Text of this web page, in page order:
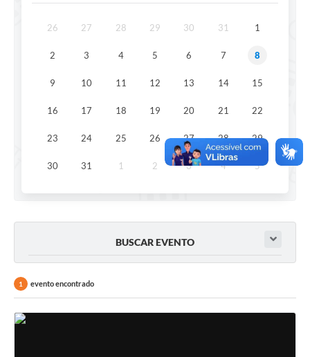
26 27 28 29 30 31 1
2 3 4 5 6 7 8
9 10 11 12 13 14 15
16 17 18 19 20 21 22
23 24 25 26 27 28 29
30 31 1 2 3 4 5
BUSCAR EVENTO
1 evento encontrado